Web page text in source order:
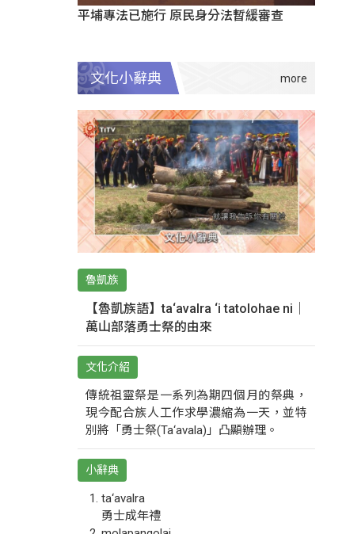
平埔專法已施行 原民身分法暫緩審查
文化小辭典
魯凱族
【魯凱族語】ta‘avalra ‘i tatolohae ni｜
萬山部落勇士祭的由來
文化介紹
傳統祖靈祭是一系列為期四個月的祭典，
現今配合族人工作求學濃縮為一天，並特
別將「勇士祭(Ta‘avala)」凸顯辦理。
小辭典
ta‘avalra
勇士成年禮